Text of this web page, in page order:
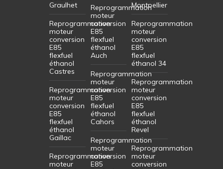
Graulhet
Reprogrammation
moteur
conversion
E85
flexfuel
éthanol
Castres
Reprogrammation
moteur
conversion
E85
flexfuel
éthanol
Gaillac
Reprogrammation
moteur
Reprogrammation
moteur
conversion
E85
flexfuel
éthanol
Auch
Reprogrammation
moteur
conversion
E85
flexfuel
éthanol
Cahors
Reprogrammation
moteur
conversion
E85
Montpellier
Reprogrammation
moteur
conversion
E85
flexfuel
éthanol 34
Reprogrammation
moteur
conversion
E85
flexfuel
éthanol
Revel
Reprogrammation
moteur
conversion